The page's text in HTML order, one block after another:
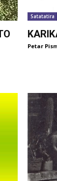
Satatatira
Petar